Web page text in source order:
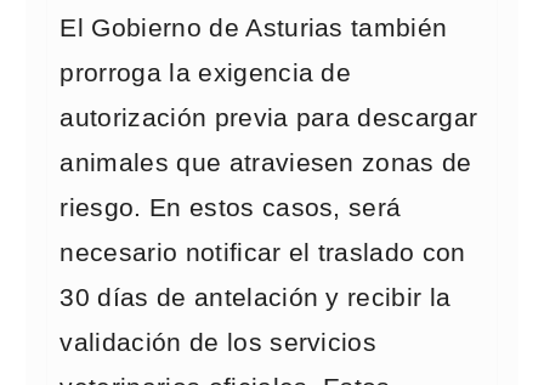
El Gobierno de Asturias también
prorroga la exigencia de
autorización previa para descargar
animales que atraviesen zonas de
riesgo. En estos casos, será
necesario notificar el traslado con
30 días de antelación y recibir la
validación de los servicios